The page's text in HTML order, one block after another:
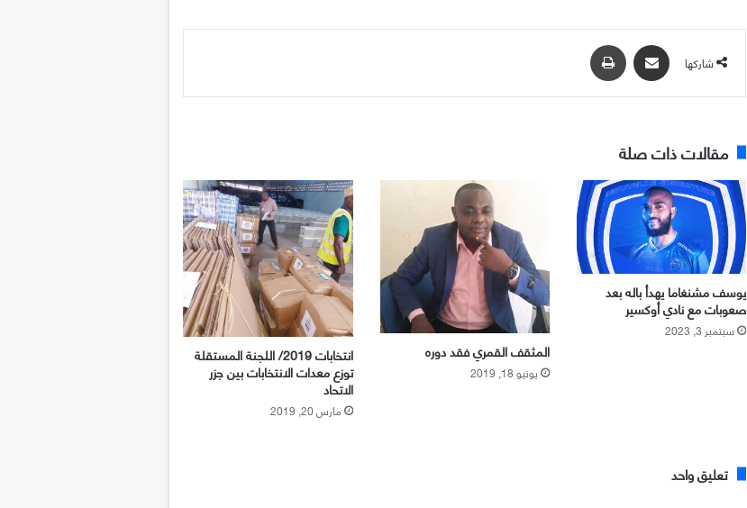
شاركها
مقالات ذات صلة
يوسف مشنغاما يهدأ باله بعد
صعوبات مع نادي أوكسير
سبتمبر 3, 2023
المثقف القمري فقد دوره
يونيو 18, 2019
انتخابات 2019/ اللجنة المستقلة
توزع معدات الانتخابات بين جزر
الاتحاد
مارس 20, 2019
تعليق واحد